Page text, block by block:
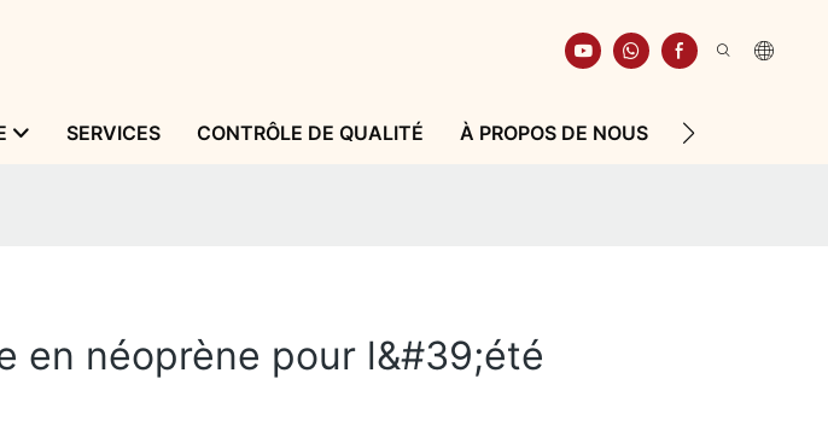
SERVICES CONTRÔLE DE QUALITÉ À PROPOS DE NOUS RESSOURCE
en néoprène pour l&#39;été